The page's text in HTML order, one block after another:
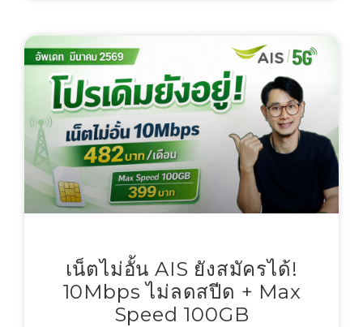
เน็ตไม่อั้น AIS ยังสมัครได้!
10Mbps ไม่ลดสปีด + Max
Speed 100GB